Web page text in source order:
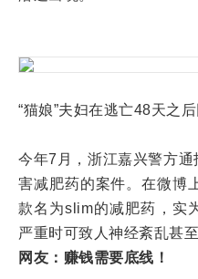
“猫娘”夫妇在逃亡48天之后
今年7月，浙江嘉兴警方
害减肥药的案件。在微博
款名为slim的减肥药，实
严重时可致人神经紊乱甚至
网友：赚钱需要底线！